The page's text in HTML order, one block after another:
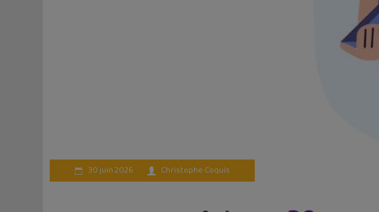
30 juin 2026 Christophe Coquis